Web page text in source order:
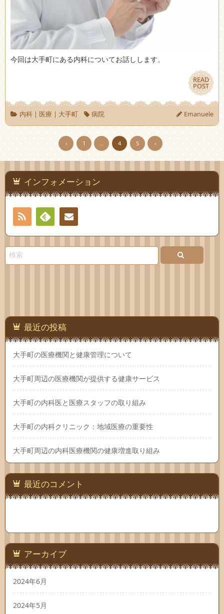
今回は大手町にある内科についてお話しします。
READ
POST
READ
POST
内科| 医療 | 大手町 病院 Emanuele
‹ 1 4 5 ›
インフォメーション
RSS
Feedlyお問
最近の投稿
大手町の医療機関と健康管理について
大手町周辺の医療機関が提供する健康サービス
大手町の内科医と医療スタッフの取り組み
大手町の内科クリニック：地域医療の重要性
大手町周辺の内科医療機関の健康増進取り組み
最近のコメント
アーカイブ
2024年6月
2024年5月